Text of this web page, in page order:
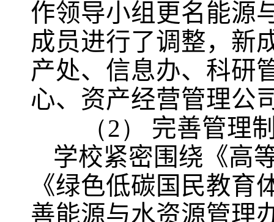
作领导小组更名能源
成员进行了调整，新
产处、信息办、科研
心、资产经营管理公
（2） 完善管理
学校紧密围绕《高
《绿色低碳国民教
善能源与水资源管理